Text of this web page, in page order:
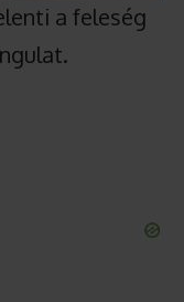
a feleség